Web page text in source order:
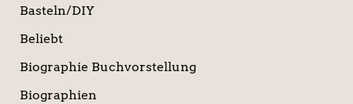
Basteln/DIY
Beliebt
Biographie Buchvorstellung
Biographien